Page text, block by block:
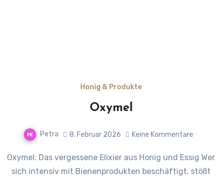
Honig & Produkte
Oxymel
Petra 8. Februar 2026 Keine Kommentare
Oxymel: Das vergessene Elixier aus Honig und Essig Wer
sich intensiv mit Bienenprodukten beschäftigt, stößt